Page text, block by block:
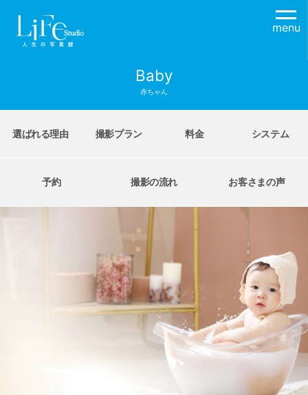
menu
Baby
赤ちゃん
選ばれる理由 撮影プラン 料金 システム
予約 撮影の流れ お客さまの声